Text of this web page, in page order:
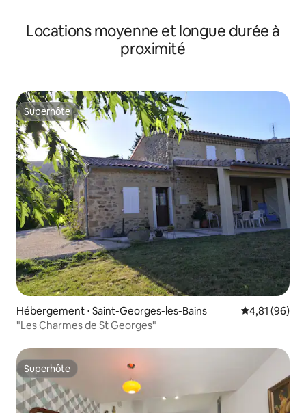
Locations moyenne et longue durée à
proximité
Superhôte
Superhôte
Hébergement ⋅ Saint-Georges-les-Bains Évaluation
4,81 (96)
"Les Charmes de St Georges"
Superhôte
Superhôte